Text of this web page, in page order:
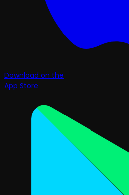
Download on the
App Store